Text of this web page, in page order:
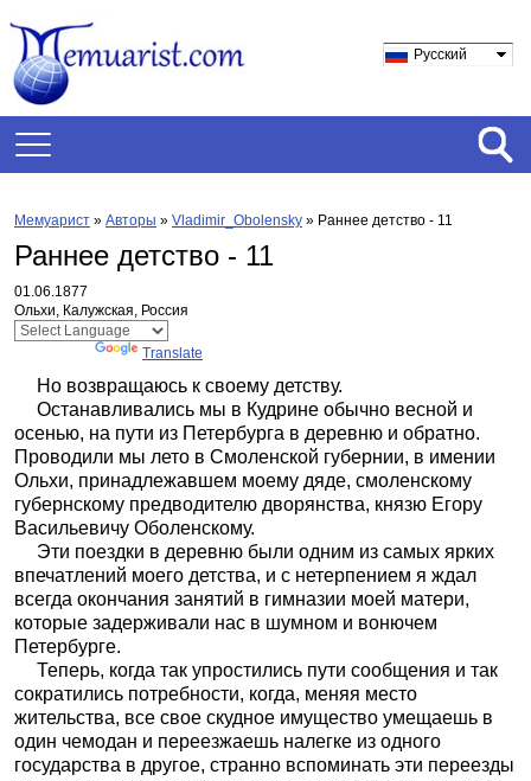
Русский
Мемуарист » Авторы » Vladimir_Obolensky » Раннее детство - 11
Раннее детство - 11
01.06.1877
Ольхи, Калужская, Россия
Translate
Но возвращаюсь к своему детству.
Останавливались мы в Кудрине обычно весной и
осенью, на пути из Петербурга в деревню и обратно.
Проводили мы лето в Смоленской губернии, в имении
Ольхи, принадлежавшем моему дяде, смоленскому
губернскому предводителю дворянства, князю Егору
Васильевичу Оболенскому.
Эти поездки в деревню были одним из самых ярких
впечатлений моего детства, и с нетерпением я ждал
всегда окончания занятий в гимназии моей матери,
которые задерживали нас в шумном и вонючем
Петербурге.
Теперь, когда так упростились пути сообщения и так
сократились потребности, когда, меняя место
жительства, все свое скудное имущество умещаешь в
один чемодан и переезжаешь налегке из одного
государства в другое, странно вспоминать эти переезды